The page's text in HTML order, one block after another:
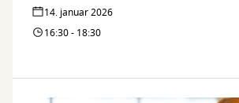
14. januar 2026
16:30 - 18:30